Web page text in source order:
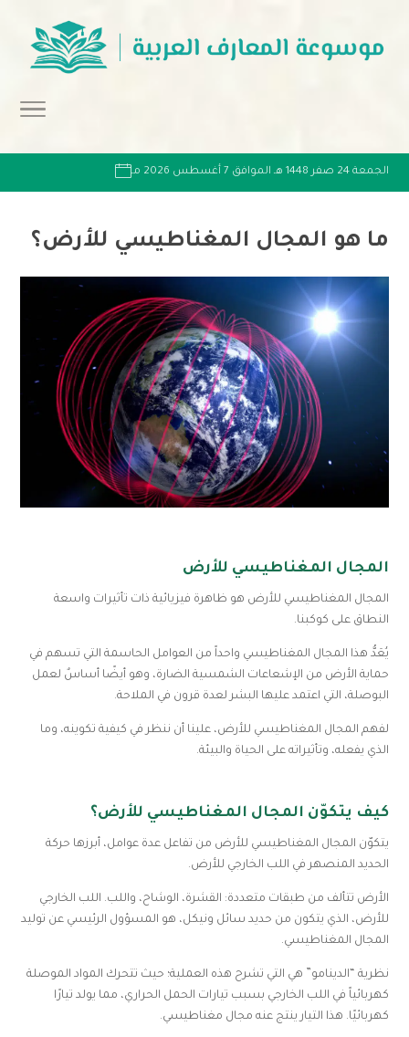
الجمعة 24 صفر 1448 هـ الموافق 7 أغسطس 2026 مـ
ما هو المجال المغناطيسي للأرض؟
المجال المغناطيسي للأرض
المجال المغناطيسي للأرض هو ظاهرة فيزيائية ذات تأثيرات واسعة
النطاق على كوكبنا.
يُعَدُّ هذا المجال المغناطيسي واحداً من العوامل الحاسمة التي تسهم في
حماية الأرض من الإشعاعات الشمسية الضارة، وهو أيضًا أساسٌ لعمل
البوصلة، التي اعتمد عليها البشر لعدة قرون في الملاحة.
لفهم المجال المغناطيسي للأرض، علينا أن ننظر في كيفية تكوينه، وما
الذي يفعله، وتأثيراته على الحياة والبيئة.
كيف يتكوّن المجال المغناطيسي للأرض؟
يتكوّن المجال المغناطيسي للأرض من تفاعل عدة عوامل، أبرزها حركة
الحديد المنصهر في اللب الخارجي للأرض.
الأرض تتألف من طبقات متعددة: القشرة، الوشاح، واللب. اللب الخارجي
للأرض، الذي يتكون من حديد سائل ونيكل، هو المسؤول الرئيسي عن توليد
المجال المغناطيسي.
نظرية “الدينامو” هي التي تشرح هذه العملية؛ حيث تتحرك المواد الموصلة
كهربائياً في اللب الخارجي بسبب تيارات الحمل الحراري، مما يولد تيارًا
كهربائيًا. هذا التيار ينتج عنه مجال مغناطيسي.